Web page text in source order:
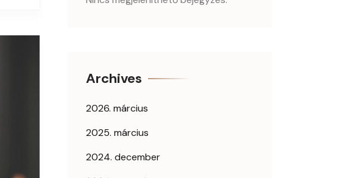
Archives
2026. március
2025. március
2024. december